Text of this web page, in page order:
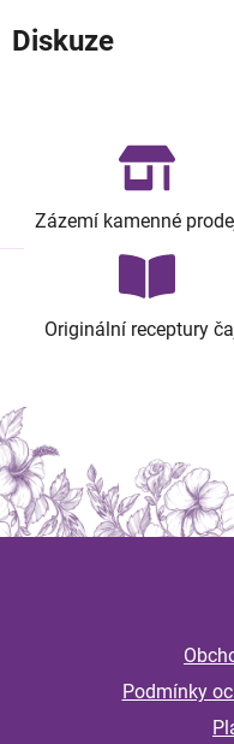
Diskuze
Zázemí kamenné
Originální receptury
Z
Podmínky